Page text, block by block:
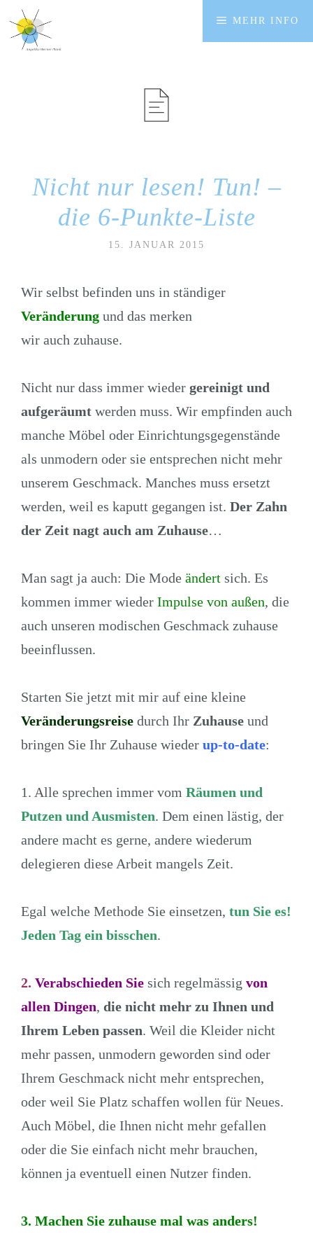
Zum
Inhalt
MEHR INFO
Nicht nur lesen! Tun! –
die 6-Punkte-Liste
15. JANUAR 2015
Wir selbst befinden uns in ständiger
Veränderung und das merken
wir auch zuhause.
Nicht nur dass immer wieder gereinigt und
aufgeräumt werden muss. Wir empfinden auch
manche Möbel oder Einrichtungsgegenstände
als unmodern oder sie entsprechen nicht mehr
unserem Geschmack. Manches muss ersetzt
werden, weil es kaputt gegangen ist. Der Zahn
der Zeit nagt auch am Zuhause…
Man sagt ja auch: Die Mode ändert sich. Es
kommen immer wieder Impulse von außen, die
auch unseren modischen Geschmack zuhause
beeinflussen.
Starten Sie jetzt mit mir auf eine kleine
Veränderungsreise durch Ihr Zuhause und
bringen Sie Ihr Zuhause wieder up-to-date:
1. Alle sprechen immer vom Räumen und
Putzen und Ausmisten. Dem einen lästig, der
andere macht es gerne, andere wiederum
delegieren diese Arbeit mangels Zeit.
Egal welche Methode Sie einsetzen, tun Sie es!
Jeden Tag ein bisschen.
2. Verabschieden Sie sich regelmässig von
allen Dingen, die nicht mehr zu Ihnen und
Ihrem Leben passen. Weil die Kleider nicht
mehr passen, unmodern geworden sind oder
Ihrem Geschmack nicht mehr entsprechen,
oder weil Sie Platz schaffen wollen für Neues.
Auch Möbel, die Ihnen nicht mehr gefallen
oder die Sie einfach nicht mehr brauchen,
können ja eventuell einen Nutzer finden.
3. Machen Sie zuhause mal was anders!